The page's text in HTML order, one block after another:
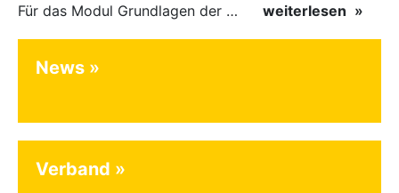
Für das Modul Grundlagen der Breitensportausbildung vom 10. bis 13. September an der Landessportschule Albstadt sind noch Plätze frei. Das Modul kann auch für den Lizenzerhalt (30 LE fachlich) genutzt…
weiterlesen
News
Verband